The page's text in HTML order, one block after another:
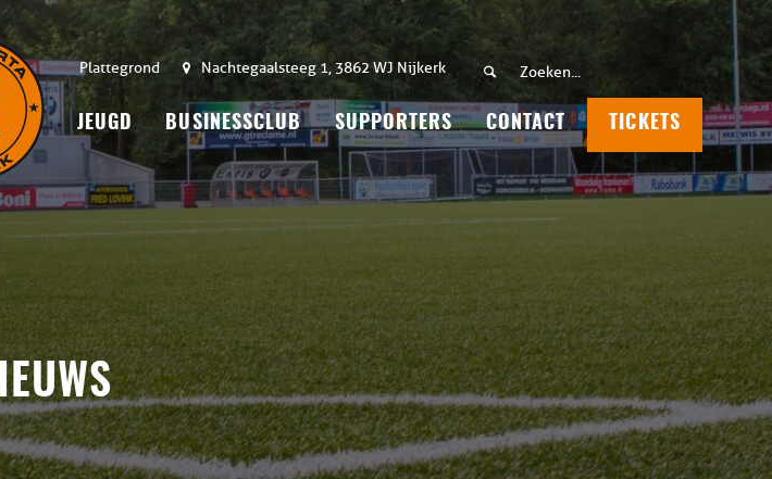
Plattegrond Nachtegaalsteeg 1, 3862 WJ Nijkerk
JEUGD BUSINESSCLUB SUPPORTERS CONTACT TICKETS